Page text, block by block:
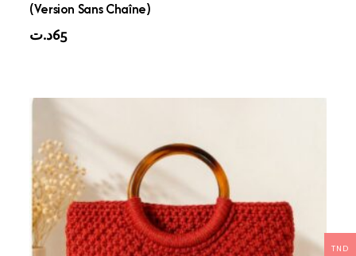
(Version Sans Chaîne)
65د.ت
TND